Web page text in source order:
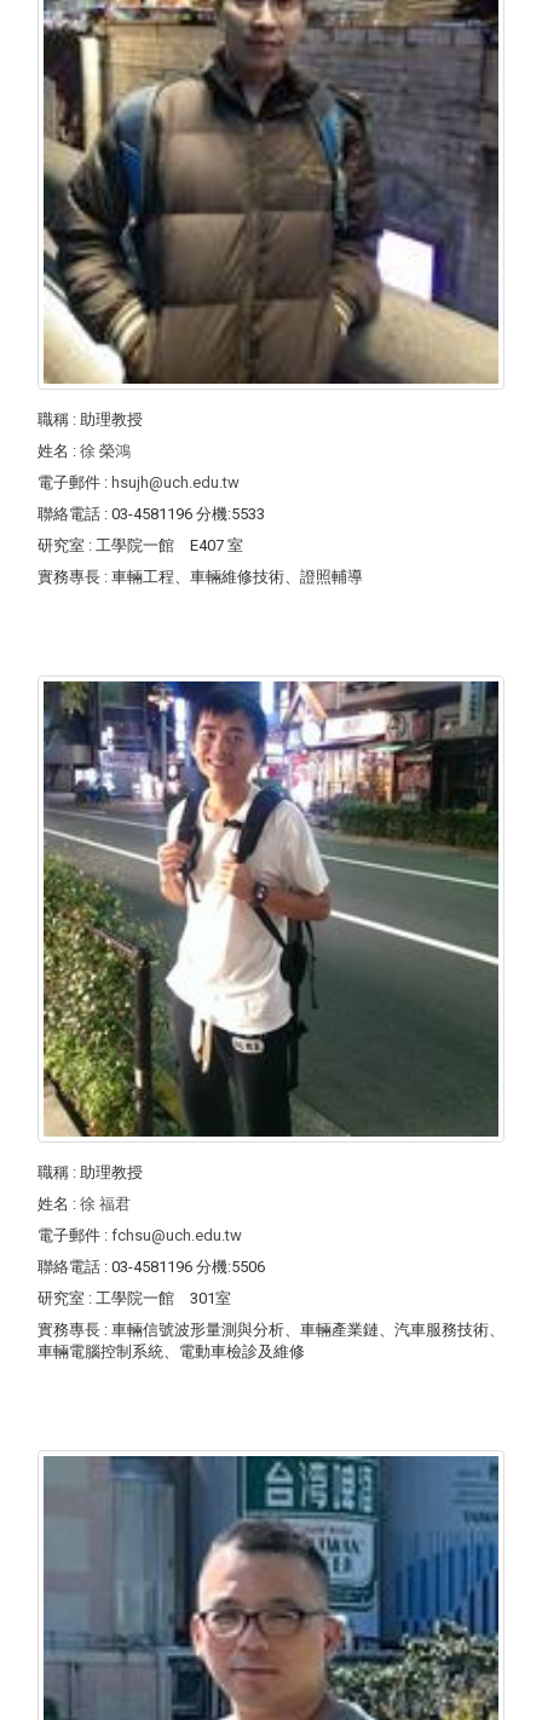
職稱 : 助理教授
姓名 : 徐 榮鴻
電子郵件 : hsujh@uch.edu.tw
聯絡電話 : 03-4581196 分機:5533
研究室 : 工學院一館 E407 室
實務專長 : 車輛工程、車輛維修技術、證照輔導
職稱 : 助理教授
姓名 : 徐 福君
電子郵件 : fchsu@uch.edu.tw
聯絡電話 : 03-4581196 分機:5506
研究室 : 工學院一館 301室
實務專長 : 車輛信號波形量測與分析、車輛產業鏈、汽車服務技術、
車輛電腦控制系統、電動車檢診及維修